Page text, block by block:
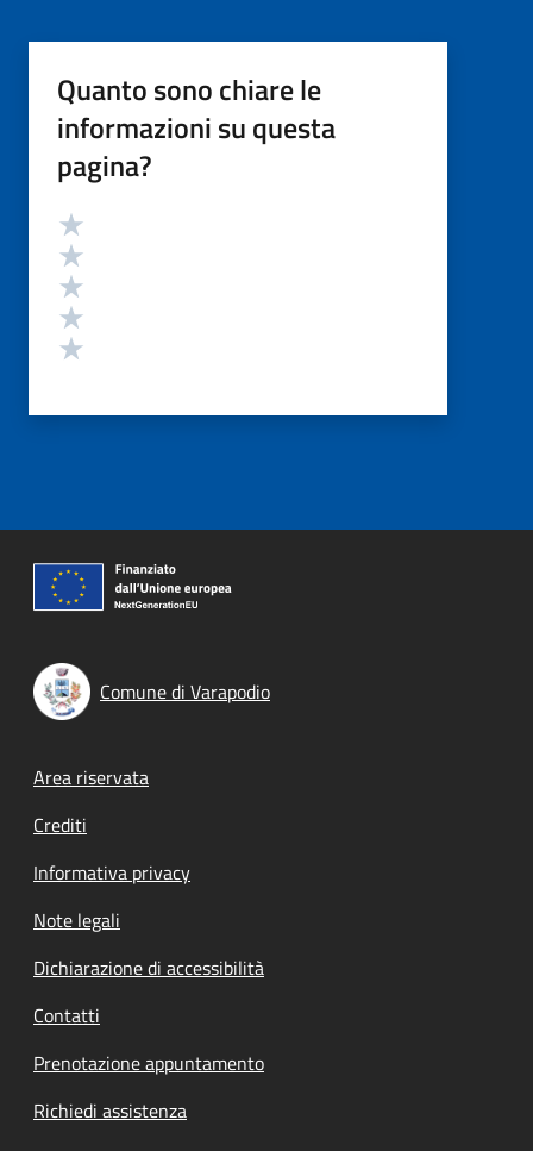
Quanto sono chiare le
informazioni su questa
pagina?
Valutazione
Comune di Varapodio
Footer menu
Area riservata
Crediti
Informativa privacy
Note legali
Dichiarazione di accessibilità
Contatti
Prenotazione appuntamento
Richiedi assistenza